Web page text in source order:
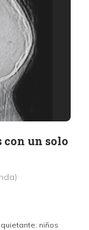
un solo
niños